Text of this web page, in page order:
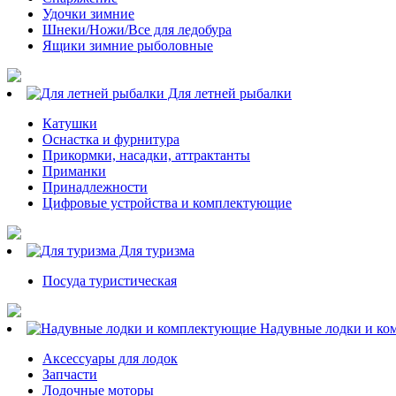
Удочки зимние
Шнеки/Ножи/Все для ледобура
Ящики зимние рыболовные
Для летней рыбалки
Катушки
Оснастка и фурнитура
Прикормки, насадки, аттрактанты
Приманки
Принадлежности
Цифровые устройства и комплектующие
Для туризма
Посуда туристическая
Надувные лодки и
Аксессуары для лодок
Запчасти
Лодочные моторы